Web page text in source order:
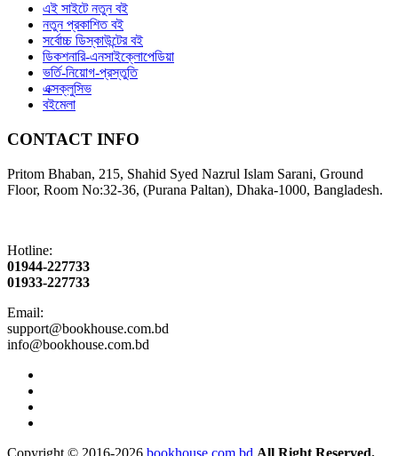
এই সাইটে নতুন বই
নতুন প্রকাশিত বই
সর্বোচ্চ ডিস্কাউন্টের বই
ডিকশনারি-এনসাইক্লোপেডিয়া
ভর্তি-নিয়োগ-প্রস্তুতি
এক্সক্লুসিভ
বইমেলা
CONTACT INFO
Pritom Bhaban, 215, Shahid Syed Nazrul Islam Sarani, Ground
Floor, Room No:32-36, (Purana Paltan), Dhaka-1000, Bangladesh.
Hotline:
01944-227733
01933-227733
Email:
support@bookhouse.com.bd
info@bookhouse.com.bd
Copyright © 2016-2026 bookhouse.com.bd All Right Reserved.